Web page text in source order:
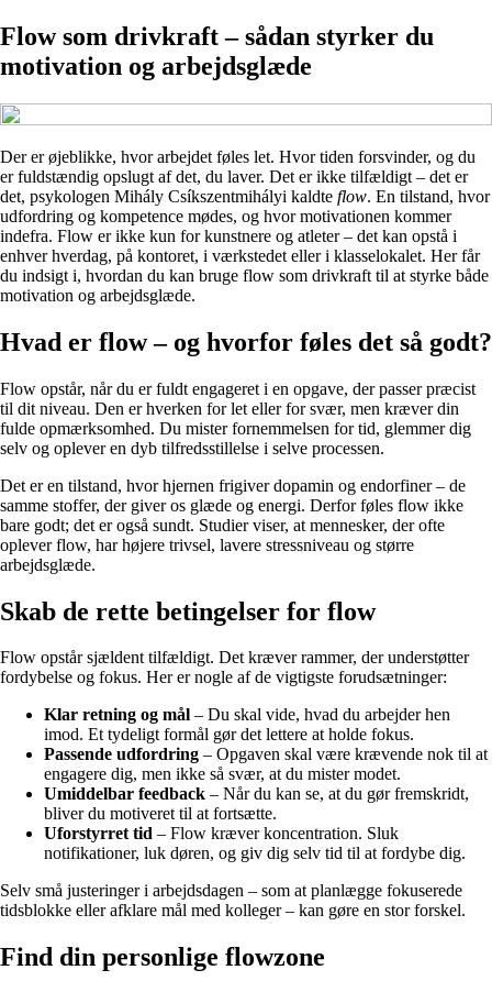
Flow som drivkraft – sådan styrker du
motivation og arbejdsglæde
Der er øjeblikke, hvor arbejdet føles let. Hvor tiden forsvinder, og du
er fuldstændig opslugt af det, du laver. Det er ikke tilfældigt – det er
det, psykologen Mihály Csíkszentmihályi kaldte flow. En tilstand, hvor
udfordring og kompetence mødes, og hvor motivationen kommer
indefra. Flow er ikke kun for kunstnere og atleter – det kan opstå i
enhver hverdag, på kontoret, i værkstedet eller i klasselokalet. Her får
du indsigt i, hvordan du kan bruge flow som drivkraft til at styrke både
motivation og arbejdsglæde.
Hvad er flow – og hvorfor føles det så godt?
Flow opstår, når du er fuldt engageret i en opgave, der passer præcist
til dit niveau. Den er hverken for let eller for svær, men kræver din
fulde opmærksomhed. Du mister fornemmelsen for tid, glemmer dig
selv og oplever en dyb tilfredsstillelse i selve processen.
Det er en tilstand, hvor hjernen frigiver dopamin og endorfiner – de
samme stoffer, der giver os glæde og energi. Derfor føles flow ikke
bare godt; det er også sundt. Studier viser, at mennesker, der ofte
oplever flow, har højere trivsel, lavere stressniveau og større
arbejdsglæde.
Skab de rette betingelser for flow
Flow opstår sjældent tilfældigt. Det kræver rammer, der understøtter
fordybelse og fokus. Her er nogle af de vigtigste forudsætninger:
Klar retning og mål – Du skal vide, hvad du arbejder hen
imod. Et tydeligt formål gør det lettere at holde fokus.
Passende udfordring – Opgaven skal være krævende nok til at
engagere dig, men ikke så svær, at du mister modet.
Umiddelbar feedback – Når du kan se, at du gør fremskridt,
bliver du motiveret til at fortsætte.
Uforstyrret tid – Flow kræver koncentration. Sluk
notifikationer, luk døren, og giv dig selv tid til at fordybe dig.
Selv små justeringer i arbejdsdagen – som at planlægge fokuserede
tidsblokke eller afklare mål med kolleger – kan gøre en stor forskel.
Find din personlige flowzone